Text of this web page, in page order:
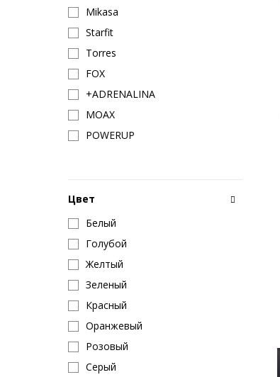
Mikasa
Starfit
Torres
FOX
+ADRENALINA
MOAX
POWERUP
Цвет
Белый
Голубой
Желтый
Зеленый
Красный
Оранжевый
Розовый
Серый